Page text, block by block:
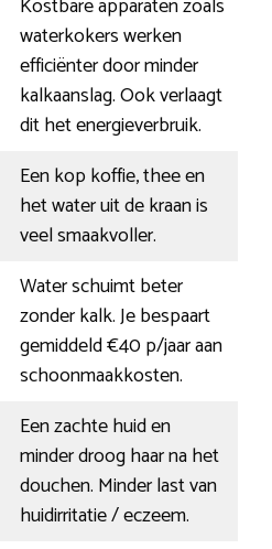
Kostbare apparaten zoals
waterkokers werken
efficiënter door minder
kalkaanslag. Ook verlaagt
dit het energieverbruik.
Een kop koffie, thee en
het water uit de kraan is
veel smaakvoller.
Water schuimt beter
zonder kalk. Je bespaart
gemiddeld €40 p/jaar aan
schoonmaakkosten.
Een zachte huid en
minder droog haar na het
douchen. Minder last van
huidirritatie / eczeem.